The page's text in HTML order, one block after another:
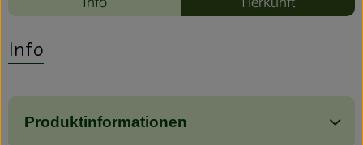
Info
Produktinformationen